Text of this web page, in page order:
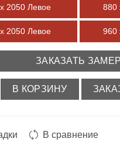
2050 Левое 880
2050 Левое 960
ЗАКАЗАТЬ ЗАМЕР
В КОРЗИНУ
В сравнение